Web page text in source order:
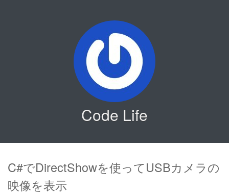
Code Life
C#でDirectShowを使ってUSBカメラの
映像を表示